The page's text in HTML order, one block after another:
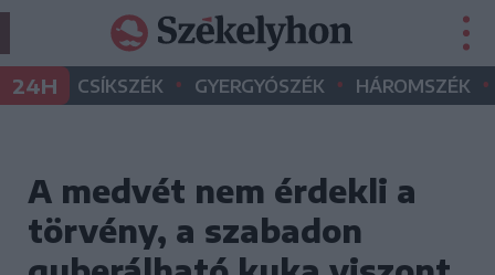
24H CSÍKSZÉK • GYERGYÓSZÉK • HÁROMSZÉK •
A medvét nem érdekli a
törvény, a szabadon